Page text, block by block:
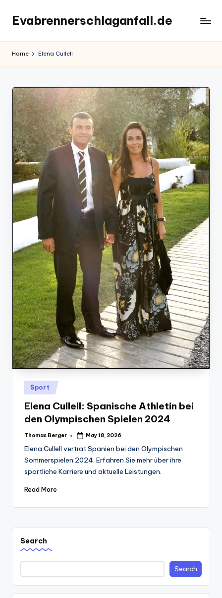
content
Evabrennerschlaganfall.de
Home Elena Cullell
Posted
in
Sport
Elena Cullell: Spanische Athletin bei
den Olympischen Spielen 2024
Posted
Thomas Berger May 18, 2026
Elena Cullell vertrat Spanien bei den Olympischen
Sommerspielen 2024. Erfahren Sie mehr über ihre
sportliche Karriere und aktuelle Leistungen.
Read More
Search
Search